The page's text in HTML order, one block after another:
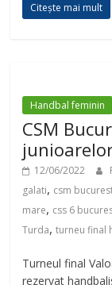
Citește mai mult
Handbal feminin
CSM
12/06/2022
galati, csm
mare, css 6
Turda,turneu final
Turneul final
rezervat